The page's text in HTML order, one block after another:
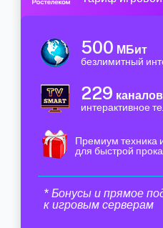
500 МБит
безлимитный
229 каналов
интерактивное
Премиум техника
для быстрой
* Бонусы и прямое
к игровым серверам